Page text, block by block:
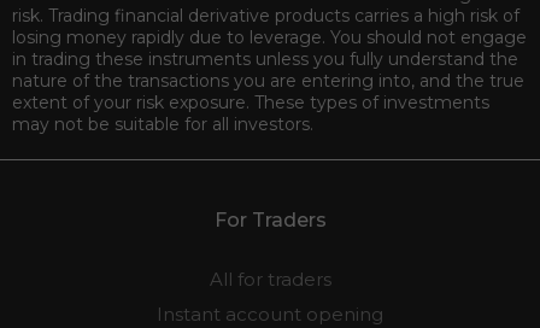
risk. Trading financial derivative products carries a high risk of
losing money rapidly due to leverage. You should not engage
in trading these instruments unless you fully understand the
nature of the transactions you are entering into, and the true
extent of your risk exposure. These types of investments
may not be suitable for all investors.
For Traders
All for traders
Instant account opening